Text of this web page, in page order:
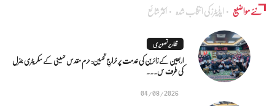
نئے مواضیع ایڈٰیٹرز کی انتخاب شدہ اکثر شائع
تقاریر تصویری
اربعین کے زائرین کی خدمت پر خراجِ تحسین: حرم مقدس حسینی کے سکریٹری جنرل
کی طرف س...
04/08/2026